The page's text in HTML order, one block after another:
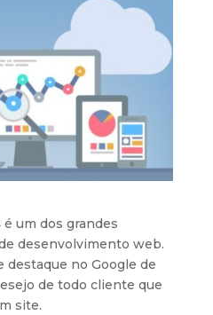
é um dos grandes
desenvolvimento web.
destaque no Google de
de todo cliente que
site.